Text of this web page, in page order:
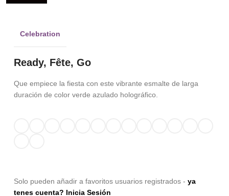
Celebration
Ready, Fête, Go
Que empiece la fiesta con este vibrante esmalte de larga
duración de color verde azulado holográfico.
Solo pueden añadir a favoritos usuarios registrados - ya
tenes cuenta? Inicia Sesión